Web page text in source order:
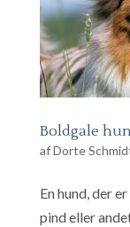
Boldgale
afDorte
En hund, der
pind eller